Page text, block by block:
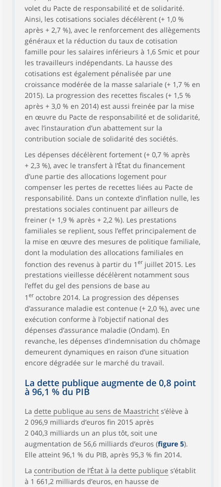
volet du Pacte de responsabilité et de solidarité.
Ainsi, les cotisations sociales décélèrent (+ 1,0 %
après + 2,7 %), avec le renforcement des allègements
généraux et la réduction du taux de cotisation
famille pour les salaires inférieurs à 1,6 Smic et pour
les travailleurs indépendants. La hausse des
cotisations est également pénalisée par une
croissance modérée de la masse salariale (+ 1,7 % en
2015). La progression des recettes fiscales (+ 1,5 %
après + 3,0 % en 2014) est aussi freinée par la mise
en œuvre du Pacte de responsabilité et de solidarité,
avec l’instauration d’un abattement sur la
contribution sociale de solidarité des sociétés.
Les dépenses décélèrent fortement (+ 0,7 % après
+ 2,3 %), avec le transfert à l’État du financement
d’une partie des allocations logement pour
compenser les pertes de recettes liées au Pacte de
responsabilité. Dans un contexte d’inflation nulle, les
prestations sociales continuent par ailleurs de
freiner (+ 1,9 % après + 2,2 %). Les prestations
familiales se replient, sous l’effet principalement de
la mise en œuvre des mesures de politique familiale,
dont la modulation des allocations familiales en
fonction des revenus à partir du 1 erjuillet 2015. Les
prestations vieillesse décélèrent notamment sous
l’effet du gel des pensions de base au
1 eroctobre 2014. La progression des dépenses
d’assurance maladie est contenue (+ 2,0 %), avec une
exécution conforme à l’objectif national des
dépenses d’assurance maladie (Ondam). En
revanche, les dépenses d’indemnisation du chômage
demeurent dynamiques en raison d’une situation
encore dégradée sur le marché du travail.
La dette publique augmente de 0,8 point
à 96,1 % du PIB
La dette publique au sens de Maastricht s’élève à
2 096,9 milliards d’euros fin 2015 après
2 040,3 milliards un an plus tôt, soit une
augmentation de 56,6 milliards d’euros (figure 5).
Elle atteint 96,1 % du PIB, après 95,3 % fin 2014.
La contribution de l’État à la dette publique s’établit
à 1 661,2 milliards d’euros, en hausse de